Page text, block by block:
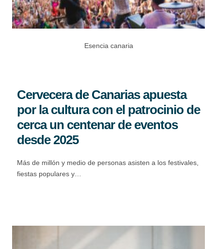
Esencia canaria
Cervecera de Canarias apuesta
por la cultura con el patrocinio de
cerca un centenar de eventos
desde 2025
Más de millón y medio de personas asisten a los festivales,
fiestas populares y…